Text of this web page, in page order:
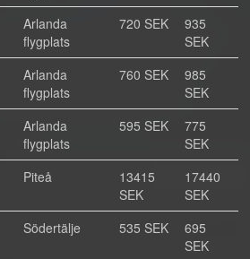
Arlanda
flygplats
720 SEK
935
SEK
Arlanda
flygplats
760 SEK
985
SEK
Arlanda
flygplats
595 SEK
775
SEK
Piteå
13415
SEK
17440
SEK
Södertälje 535 SEK
695
SEK